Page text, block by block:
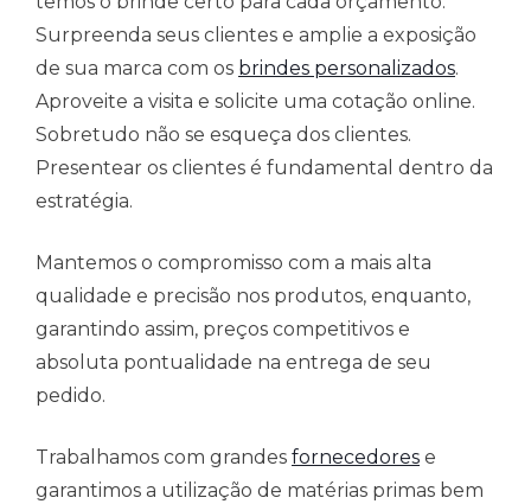
Surpreenda seus clientes e amplie a exposição
de sua marca com os brindes personalizados.
Aproveite a visita e solicite uma cotação online.
Sobretudo não se esqueça dos clientes.
Presentear os clientes é fundamental dentro da
estratégia.
Mantemos o compromisso com a mais alta
qualidade e precisão nos produtos, enquanto,
garantindo assim, preços competitivos e
absoluta pontualidade na entrega de seu
pedido.
Trabalhamos com grandes fornecedores e
garantimos a utilização de matérias primas bem